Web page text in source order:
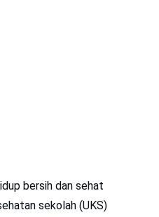
bersih dan sehat
sekolah (UKS)